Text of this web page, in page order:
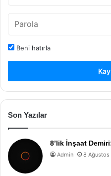
Beni hatırla
Son Yazılar
8’lik İnşaat
Admin 8 Ağustos